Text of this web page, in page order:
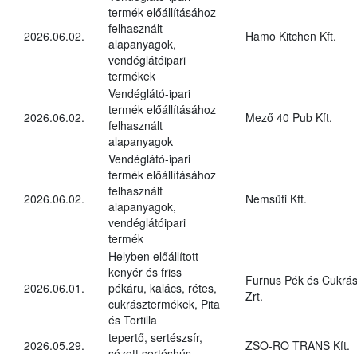
2026.06.02.
termék előállításához
felhasznált
alapanyagok,
vendéglátóipari
termékek
Hamo Kitchen Kft.
2026.06.02.
Vendéglátó-ipari
termék előállításához
felhasznált
alapanyagok
Mező 40 Pub Kft.
2026.06.02.
Vendéglátó-ipari
termék előállításához
felhasznált
alapanyagok,
vendéglátóipari
termék
Nemsüti Kft.
2026.06.01.
Helyben előállított
kenyér és friss
pékáru, kalács, rétes,
cukrásztermékek, Pita
és Tortilla
Furnus Pék és
Zrt.
2026.05.29.
tepertő, sertészsír,
ZSO-RO TRANS Kft.